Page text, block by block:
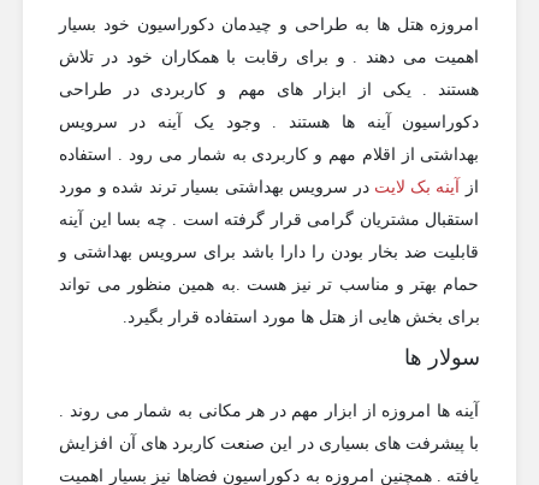
امروزه هتل ها به طراحی و چیدمان دکوراسیون خود بسیار
اهمیت می دهند . و برای رقابت با همکاران خود در تلاش
هستند . یکی از ابزار های مهم و کاربردی در طراحی
دکوراسیون آینه ها هستند . وجود یک آینه در سرویس
بهداشتی از اقلام مهم و کاربردی به شمار می رود . استفاده
آینه بک لایتدر سرویس بهداشتی بسیار ترند شده و مورد
استقبال مشتریان گرامی قرار گرفته است . چه بسا این آینه
قابلیت ضد بخار بودن را دارا باشد برای سرویس بهداشتی و
حمام بهتر و مناسب تر نیز هست .به همین منظور می تواند
برای بخش هایی از هتل ها مورد استفاده قرار بگیرد.
سولار ها
آینه ها امروزه از ابزار مهم در هر مکانی به شمار می روند .
با پیشرفت های بسیاری در این صنعت کاربرد های آن افزایش
یافته . همچنین امروزه به دکوراسیون فضاها نیز بسیار اهمیت